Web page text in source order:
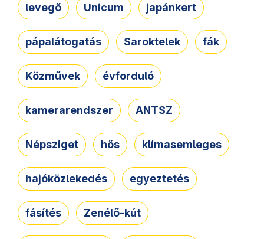
levegő Unicum japánkert
pápalátogatás Saroktelek fák
Közművek évforduló
kamerarendszer ANTSZ
Népsziget hős klímasemleges
hajóközlekedés egyeztetés
fásítés Zenélő-kút